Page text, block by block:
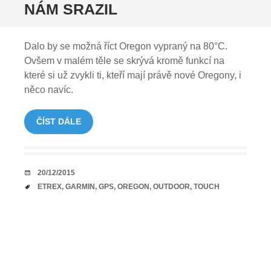
NÁM SRAZIL
Dalo by se možná říct Oregon vypraný na 80°C.
Ovšem v malém těle se skrývá kromě funkcí na
které si už zvykli ti, kteří mají právě nové Oregony, i
něco navíc.
ČÍST DÁLE
DATUM
20/12/2015
TAGY
ETREX, GARMIN, GPS, OREGON, OUTDOOR, TOUCH